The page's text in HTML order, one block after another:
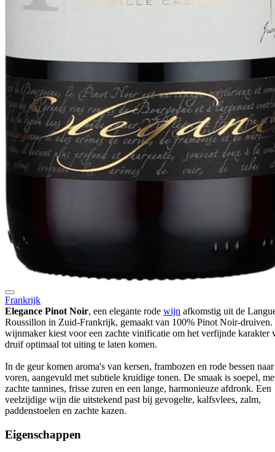
Frankrijk
Elegance Pinot Noir, een elegante rode wijn afkomstig uit de
Roussillon in Zuid-Frankrijk, gemaakt van 100% Pinot Noir-druiven.
wijnmaker kiest voor een zachte vinificatie om het verfijnde karakter
druif optimaal tot uiting te laten komen.
In de geur komen aroma's van kersen, frambozen en rode bessen naar
voren, aangevuld met subtiele kruidige tonen. De smaak is soepel,
zachte tannines, frisse zuren en een lange, harmonieuze afdronk. Een
veelzijdige wijn die uitstekend past bij gevogelte, kalfsvlees, zalm,
paddenstoelen en zachte kazen.
Eigenschappen